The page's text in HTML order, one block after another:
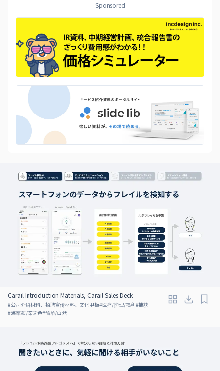
Sponsored
Carail Introduction Materials, Carail Sales Deck
#公司介绍材料、招聘宣传材料、文化甲板#医疗/护理/福利#捕获
#海军蓝/深蓝色#简单/自然